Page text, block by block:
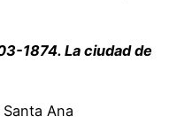
1874. La ciudad de
Ana